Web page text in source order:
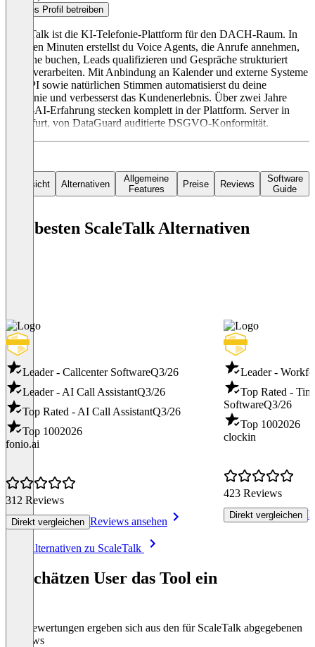
Dieses Profil betreiben
ScaleTalk ist die KI-Telefonie-Plattform für den DACH-Raum. In
wenigen Minuten erstellst du Voice Agents, die Anrufe annehmen,
Termine buchen, Leads qualifizieren und Gespräche strukturiert
weiterverarbeiten. Mit Anbindung an Kalender und externe Systeme
via API sowie natürlichen Stimmen automatisierst du deine
Telefonie und verbesserst das Kundenerlebnis. Über zwei Jahre
Voice-AI-Erfahrung stecken komplett in der Plattform. Server in
Frankfurt, von DataGuard auditierte DSGVO-Konformität.
Übersicht Alternativen
Allgemeine
Features
Preise Reviews
Software
Guide
Die besten ScaleTalk Alternativen
Leader - Callcenter SoftwareQ3/26
Leader - AI Call AssistantQ3/26
Top Rated - AI Call AssistantQ3/26
Top 1002026
fonio.ai
312 Reviews
Direkt vergleichen Reviews ansehen
Leader -
Top Rated -
SoftwareQ3/26
Top 1002026
clockin
423 Reviews
Direkt vergleichen
Alle Alternativen zu ScaleTalk
So schätzen User das Tool ein
Die Bewertungen ergeben sich aus den für ScaleTalk abgegebenen
Reviews